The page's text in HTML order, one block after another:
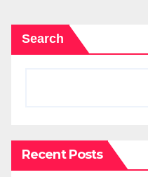
Search
Recent Posts